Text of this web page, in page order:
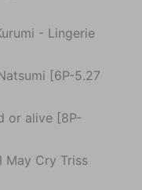
- Lingerie
[6P-5.27
or alive [8P-
May Cry Triss